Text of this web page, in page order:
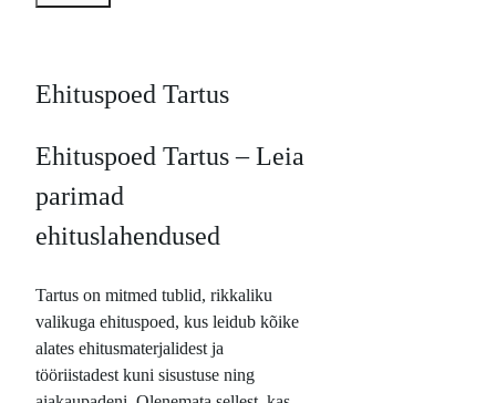
Ehituspoed Tartus
Ehituspoed Tartus – Leia
parimad
ehituslahendused
Tartus on mitmed tublid, rikkaliku
valikuga ehituspoed, kus leidub kõike
alates ehitusmaterjalidest ja
tööriistadest kuni sisustuse ning